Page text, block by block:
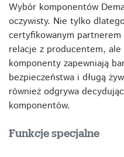
Wybór komponentów
oczywisty. Nie tylko
certyfikowanym
relacje z producentem,
komponenty zapewniają
bezpieczeństwa i długą
również odgrywa
komponentów.
Funkcje specjalne